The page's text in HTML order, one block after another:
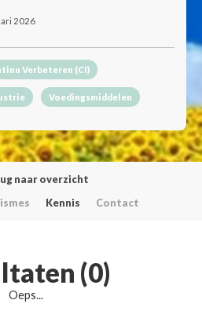
2026
Verbeteren (CI)
Voedingsmiddelen
naar overzicht
Kennis Contact
(0)
Oeps...